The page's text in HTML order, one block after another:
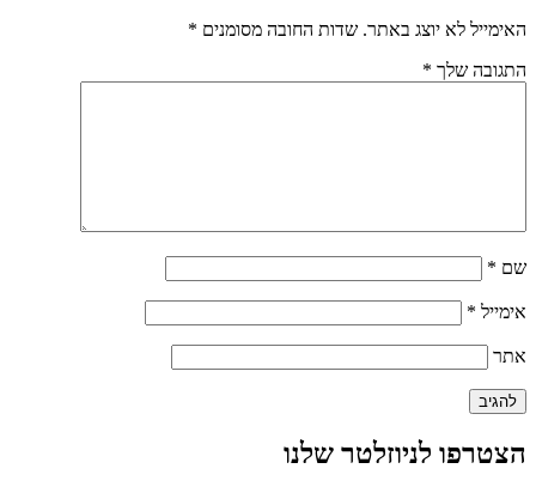
האימייל לא יוצג באתר. שדות החובה מסומנים *
התגובה שלך *
שם *
אימייל *
אתר
הצטרפו לניוזלטר שלנו